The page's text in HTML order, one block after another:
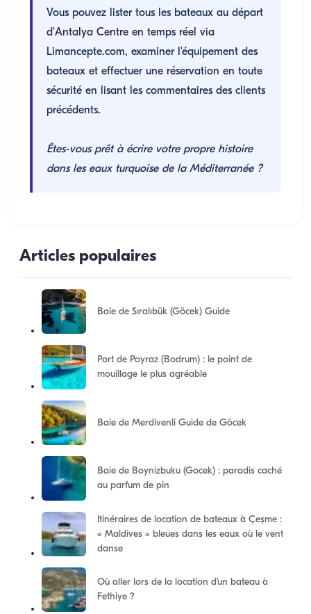
Vous pouvez lister tous les bateaux au départ
d'Antalya Centre en temps réel via
Limancepte.com, examiner l'équipement des
bateaux et effectuer une réservation en toute
sécurité en lisant les commentaires des clients
précédents.
Êtes-vous prêt à écrire votre propre histoire
dans les eaux turquoise de la Méditerranée ?
Articles populaires
Baie de Sıralıbük (Göcek) Guide
Port de Poyraz (Bodrum) : le point de
mouillage le plus agréable
Baie de Merdivenli Guide de Göcek
Baie de Boynizbuku (Gocek) : paradis caché
au parfum de pin
Itinéraires de location de bateaux à Çeşme :
« Maldives » bleues dans les eaux où le vent
danse
Où aller lors de la location d’un bateau à
Fethiye ?